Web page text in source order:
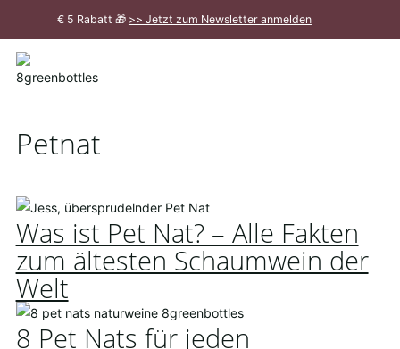
€ 5 Rabatt 🎁 >> Jetzt zum Newsletter anmelden
Meldung
Petnat
Was ist Pet Nat? – Alle Fakten
zum ältesten Schaumwein der
Welt
8 Pet Nats für jeden